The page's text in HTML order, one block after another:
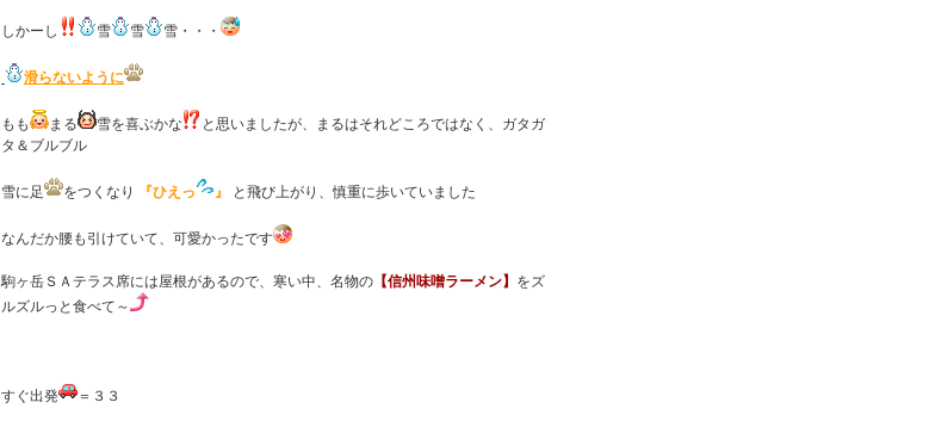
しかーし 雪 雪 雪・・・
滑らないように
もも まる 雪を喜ぶかな
と思いましたが、まるはそれどころではなく、ガタガ
タ＆ブルブル
雪に足 をつくなり 『ひえっ 』 と飛び上がり、慎重に歩いていました
なんだか腰も引けていて、可愛かったです
駒ヶ岳ＳＡテラス席には屋根があるので、寒い中、名物の 【信州味噌ラーメン】 をズ
ルズルっと食べて～
すぐ出発 ＝３３